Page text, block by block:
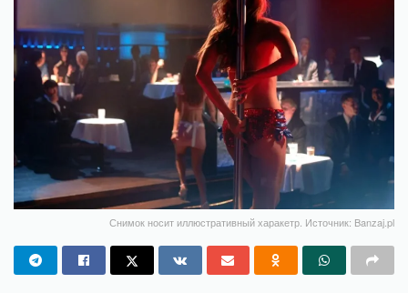
Снимок носит иллюстративный харакетр. Источник: Banzaj.pl